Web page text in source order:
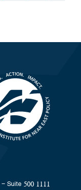
Homepage
1111 19th Street NW - Suite 500